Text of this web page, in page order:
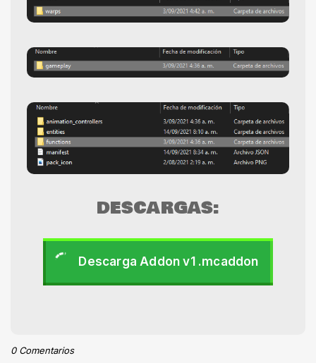
DESCARGAS:
Descarga Addon v1 .mcaddon
0 Comentarios